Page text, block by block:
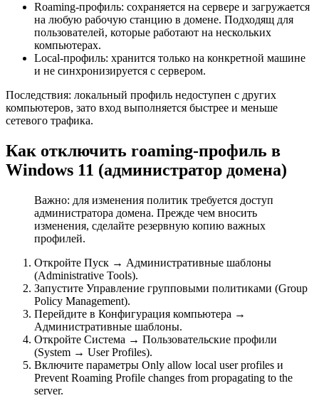
Roaming‑профиль: сохраняется на сервере и загружается
на любую рабочую станцию в домене. Подходящ для
пользователей, которые работают на нескольких
компьютерах.
Local‑профиль: хранится только на конкретной машине
и не синхронизируется с сервером.
Последствия: локальный профиль недоступен с других
компьютеров, зато вход выполняется быстрее и меньше
сетевого трафика.
Как отключить roaming‑профиль в
Windows 11 (администратор домена)
Важно: для изменения политик требуется доступ
администратора домена. Прежде чем вносить
изменения, сделайте резервную копию важных
профилей.
Откройте Пуск → Административные шаблоны
(Administrative Tools).
Запустите Управление групповыми политиками (Group
Policy Management).
Перейдите в Конфигурация компьютера →
Административные шаблоны.
Откройте Система → Пользовательские профили
(System → User Profiles).
Включите параметры Only allow local user profiles и
Prevent Roaming Profile changes from propagating to the
server.